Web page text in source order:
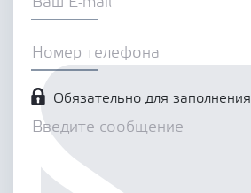
Обязательно для заполнения